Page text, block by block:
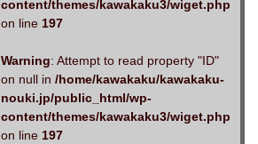
content/themes/kawakaku3/wiget.php
on line 197
Warning: Attempt to read property "ID"
on null in /home/kawakaku/kawakaku-
nouki.jp/public_html/wp-
content/themes/kawakaku3/wiget.php
on line 197